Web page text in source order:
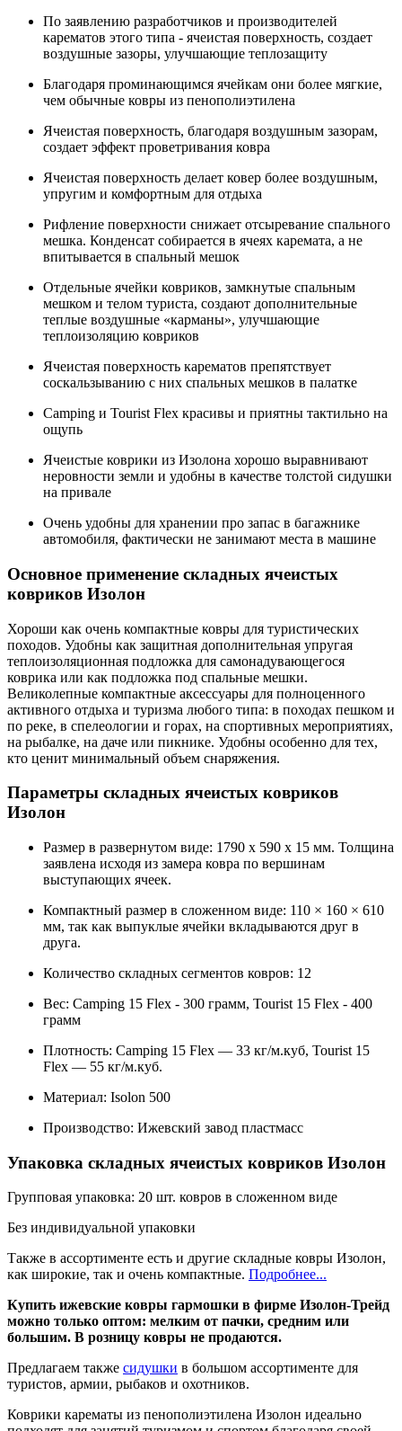
По заявлению разработчиков и производителей
карематов этого типа - ячеистая поверхность, создает
воздушные зазоры, улучшающие теплозащиту
Благодаря проминающимся ячейкам они более мягкие,
чем обычные ковры из пенополиэтилена
Ячеистая поверхность, благодаря воздушным зазорам,
создает эффект проветривания ковра
Ячеистая поверхность делает ковер более воздушным,
упругим и комфортным для отдыха
Рифление поверхности снижает отсыревание спального
мешка. Конденсат собирается в ячеях каремата, а не
впитывается в спальный мешок
Отдельные ячейки ковриков, замкнутые спальным
мешком и телом туриста, создают дополнительные
теплые воздушные «карманы», улучшающие
теплоизоляцию ковриков
Ячеистая поверхность карематов препятствует
соскальзыванию с них спальных мешков в палатке
Camping и Tourist Flex красивы и приятны тактильно на
ощупь
Ячеистые коврики из Изолона хорошо выравнивают
неровности земли и удобны в качестве толстой сидушки
на привале
Очень удобны для хранении про запас в багажнике
автомобиля, фактически не занимают места в машине
Основное применение складных ячеистых
ковриков Изолон
Хороши как очень компактные ковры для туристических
походов. Удобны как защитная дополнительная упругая
теплоизоляционная подложка для самонадувающегося
коврика или как подложка под спальные мешки.
Великолепные компактные аксессуары для полноценного
активного отдыха и туризма любого типа: в походах пешком и
по реке, в спелеологии и горах, на спортивных мероприятиях,
на рыбалке, на даче или пикнике. Удобны особенно для тех,
кто ценит минимальный объем снаряжения.
Параметры складных ячеистых ковриков
Изолон
Размер в развернутом виде: 1790 х 590 х 15 мм. Толщина
заявлена исходя из замера ковра по вершинам
выступающих ячеек.
Компактный размер в сложенном виде: 110 × 160 × 610
мм, так как выпуклые ячейки вкладываются друг в
друга.
Количество складных сегментов ковров: 12
Вес: Camping 15 Flex - 300 грамм, Tourist 15 Flex - 400
грамм
Плотность: Camping 15 Flex — 33 кг/м.куб, Tourist 15
Flex — 55 кг/м.куб.
Материал: Isolon 500
Производство: Ижевский завод пластмасс
Упаковка складных ячеистых ковриков Изолон
Групповая упаковка: 20 шт. ковров в сложенном виде
Без индивидуальной упаковки
Также в ассортименте есть и другие складные ковры Изолон,
как широкие, так и очень компактные. Подробнее...
Купить ижевские ковры гармошки в фирме Изолон-Трейд
можно только оптом: мелким от пачки, средним или
большим. В розницу ковры не продаются.
Предлагаем также сидушки в большом ассортименте для
туристов, армии, рыбаков и охотников.
Коврики карематы из пенополиэтилена Изолон идеально